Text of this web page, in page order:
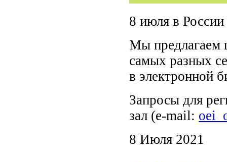
8 июля в
Мы предлагаем
самых разных
в электронной
Запросы для
зал (e-mail:
8 Июля 2021